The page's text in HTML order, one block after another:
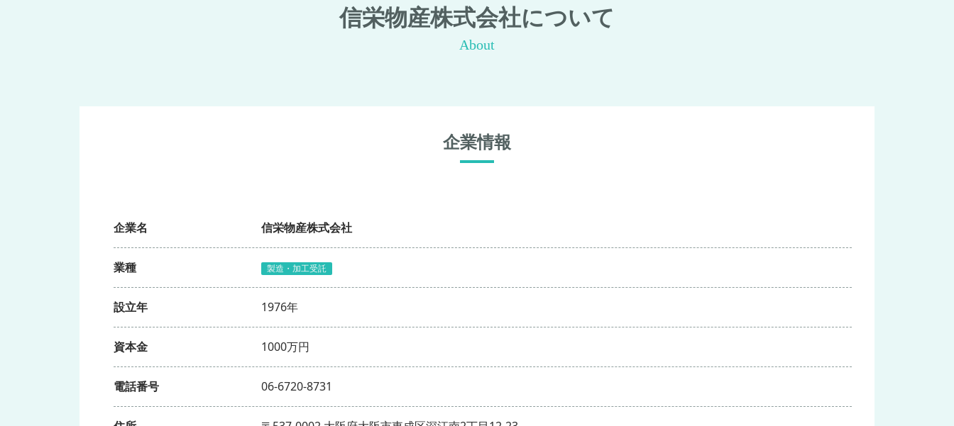
信栄物産株式会社について
About
企業情報
企業名 信栄物産株式会社
業種 製造・加工受託
設立年 1976年
資本金 1000万円
電話番号 06-6720-8731